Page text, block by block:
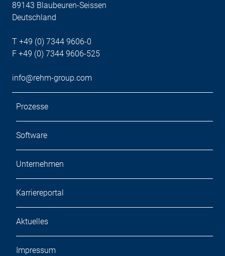
89143 Blaubeuren-Seissen
Deutschland
T +49 (0) 7344 9606-0
F +49 (0) 7344 9606-525
info@rehm-group.com
Prozesse
Software
Unternehmen
Karriereportal
Aktuelles
Impressum